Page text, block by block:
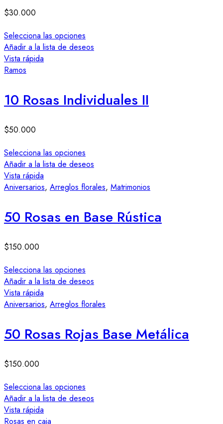
$30.000
Selecciona las opciones
Añadir a la lista de deseos
Vista rápida
Ramos
10 Rosas Individuales II
$50.000
Selecciona las opciones
Añadir a la lista de deseos
Vista rápida
Aniversarios, Arreglos florales, Matrimonios
50 Rosas en Base Rústica
$150.000
Selecciona las opciones
Añadir a la lista de deseos
Vista rápida
Aniversarios, Arreglos florales
50 Rosas Rojas Base Metálica
$150.000
Selecciona las opciones
Añadir a la lista de deseos
Vista rápida
Rosas en caja